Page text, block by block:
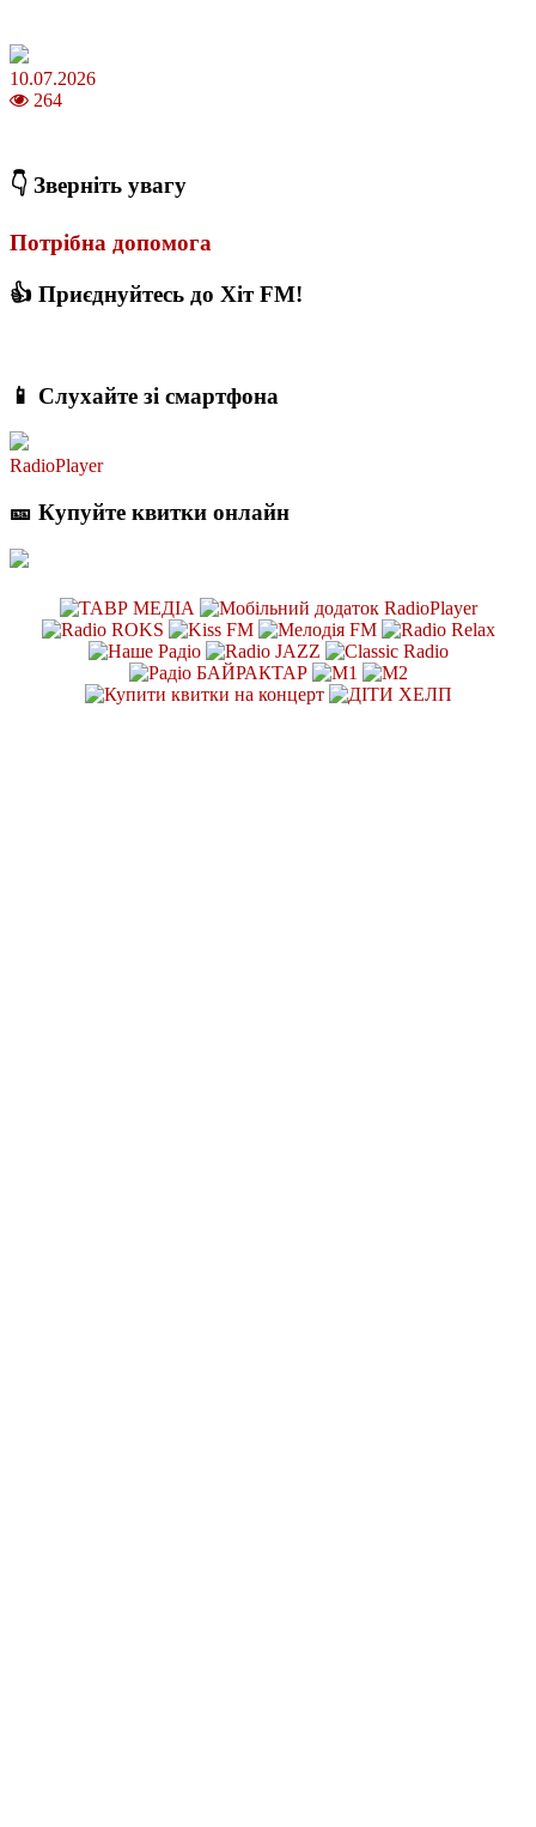
10.07.2026
264
👇 Зверніть увагу
Потрібна допомога
👍 Приєднуйтесь до Хіт FM!
📱 Слухайте зі смартфона
RadioPlayer
🎫 Купуйте квитки онлайн